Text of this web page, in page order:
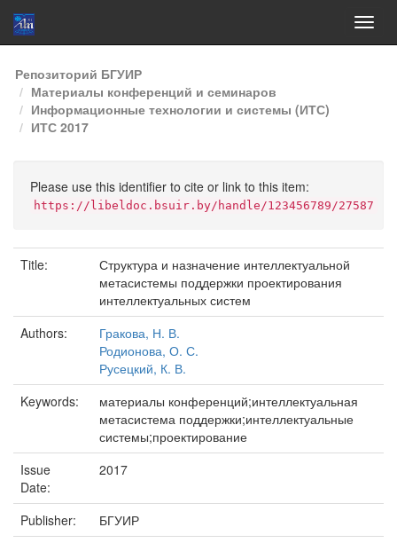
Skip
navigation
Репозиторий БГУИР
Материалы конференций и семинаров
Информационные технологии и системы (ИТС)
ИТС 2017
Please use this identifier to cite or link to this item:
https://libeldoc.bsuir.by/handle/123456789/27587
Title:
Структура и назначение интеллектуальной
метасистемы поддержки проектирования
интеллектуальных систем
Authors:
Гракова, Н. В.
Родионова, О. С.
Русецкий, К. В.
Keywords:
материалы конференций;интеллектуальная
метасистема поддержки;интеллектуальные
системы;проектирование
Issue
Date:
2017
Publisher:
БГУИР